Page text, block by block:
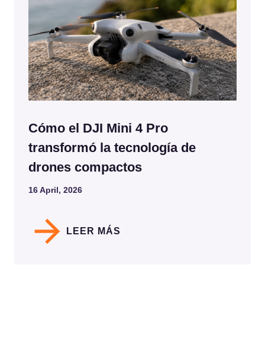
Cómo el DJI Mini 4 Pro
transformó la tecnología de
drones compactos
16 April, 2026
LEER MÁS